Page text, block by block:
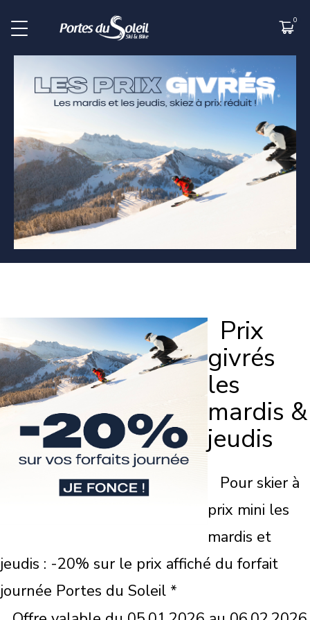
Prix
givrés
les
mardis &
jeudis
Pour skier à
prix mini les
mardis et
jeudis : -20% sur le prix affiché du forfait
journée Portes du Soleil *